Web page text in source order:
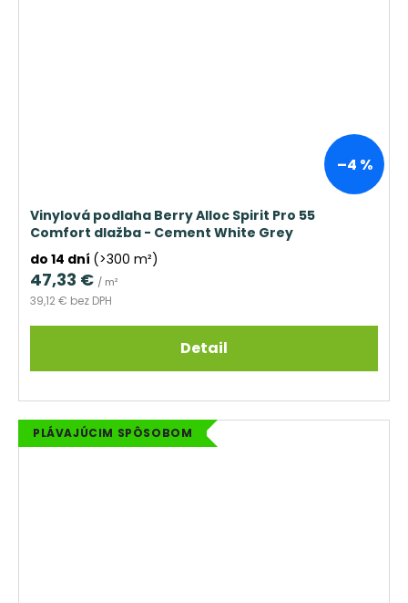
–4 %
Vinylová podlaha Berry Alloc Spirit Pro 55
Comfort dlažba - Cement White Grey
do 14 dní (>300 m²)
39,12 € bez DPH
47,33 € / m²
Detail
PLÁVAJÚCIM SPÔSOBOM